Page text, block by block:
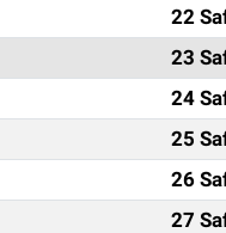
22
23
24
25
26
27